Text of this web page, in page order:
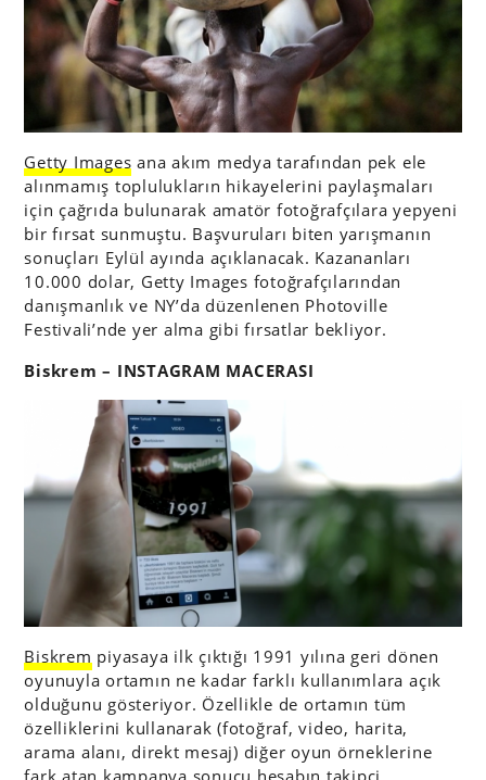
Getty Images ana akım medya tarafından pek ele
alınmamış toplulukların hikayelerini paylaşmaları
için çağrıda bulunarak amatör fotoğrafçılara yepyeni
bir fırsat sunmuştu. Başvuruları biten yarışmanın
sonuçları Eylül ayında açıklanacak. Kazananları
10.000 dolar, Getty Images fotoğrafçılarından
danışmanlık ve NY’da düzenlenen Photoville
Festivali’nde yer alma gibi fırsatlar bekliyor.
Biskrem – INSTAGRAM MACERASI
Biskrem piyasaya ilk çıktığı 1991 yılına geri dönen
oyunuyla ortamın ne kadar farklı kullanımlara açık
olduğunu gösteriyor. Özellikle de ortamın tüm
özelliklerini kullanarak (fotoğraf, video, harita,
arama alanı, direkt mesaj) diğer oyun örneklerine
fark atan kampanya sonucu hesabın takipçi